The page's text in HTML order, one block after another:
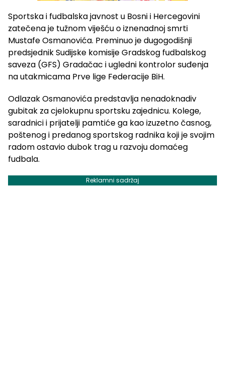
Sportska i fudbalska javnost u Bosni i Hercegovini
zatečena je tužnom viješću o iznenadnoj smrti
Mustafe Osmanovića. Preminuo je dugogodišnji
predsjednik Sudijske komisije Gradskog fudbalskog
saveza (GFS) Gradačac i ugledni kontrolor suđenja
na utakmicama Prve lige Federacije BiH.
Odlazak Osmanovića predstavlja nenadoknadiv
gubitak za cjelokupnu sportsku zajednicu. Kolege,
saradnici i prijatelji pamtiće ga kao izuzetno časnog,
poštenog i predanog sportskog radnika koji je svojim
radom ostavio dubok trag u razvoju domaćeg
fudbala.
Reklamni sadržaj